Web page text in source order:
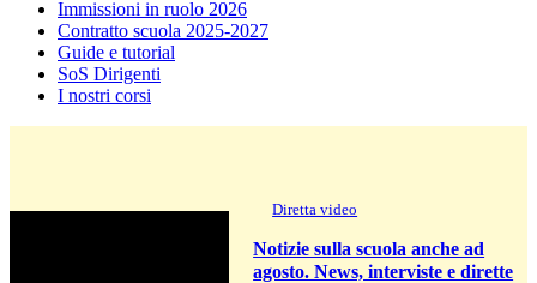
Immissioni in ruolo 2026
Contratto scuola 2025-2027
Guide e tutorial
SoS Dirigenti
I nostri corsi
Diretta video
Notizie sulla scuola anche ad
agosto. News, interviste e dirette